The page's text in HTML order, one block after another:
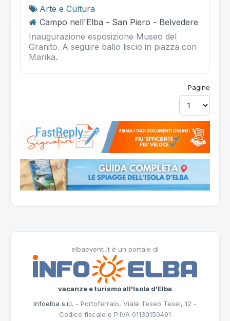
Arte e Cultura
Campo nell'Elba - San Piero - Belvedere
Inaugurazione esposizione Museo del
Granito. A seguire ballo liscio in piazza con
Marika.
Pagine
elbaeventi.it è un portale di
vacanze e turismo all'Isola d'Elba
Infoelba s.r.l. - Portoferraio, Viale Teseo Tesei, 12 -
Codice fiscale e P.IVA 01130150491